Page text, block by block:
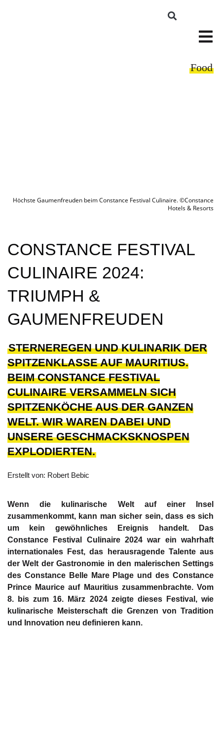
Food
Höchste Gaumenfreuden beim Constance Festival Culinaire. ©Constance
Hotels & Resorts
CONSTANCE FESTIVAL
CULINAIRE 2024:
TRIUMPH &
GAUMENFREUDEN
STERNEREGEN UND KULINARIK DER
SPITZENKLASSE AUF MAURITIUS.
BEIM CONSTANCE FESTIVAL
CULINAIRE VERSAMMELN SICH
SPITZENKÖCHE AUS DER GANZEN
WELT. WIR WAREN DABEI UND
UNSERE GESCHMACKSKNOSPEN
EXPLODIERTEN.
Erstellt von: Robert Bebic
Wenn die kulinarische Welt auf einer Insel
zusammenkommt, kann man sicher sein, dass es sich
um kein gewöhnliches Ereignis handelt. Das
Constance Festival Culinaire 2024 war ein wahrhaft
internationales Fest, das herausragende Talente aus
der Welt der Gastronomie in den malerischen Settings
des Constance Belle Mare Plage und des Constance
Prince Maurice auf Mauritius zusammenbrachte. Vom
8. bis zum 16. März 2024 zeigte dieses Festival, wie
kulinarische Meisterschaft die Grenzen von Tradition
und Innovation neu definieren kann.